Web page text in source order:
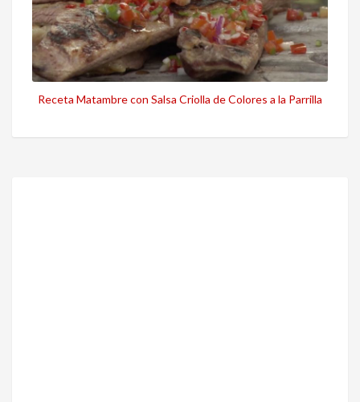
Receta Matambre con Salsa Criolla de Colores a la Parrilla